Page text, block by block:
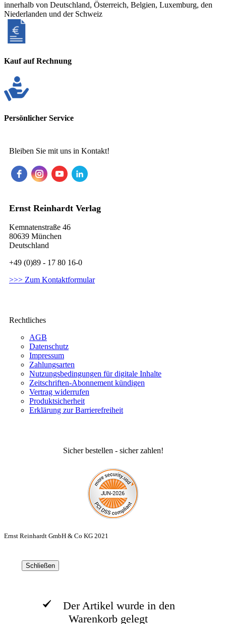
innerhalb von Deutschland, Österreich, Belgien, Luxemburg, den
Niederlanden und der Schweiz
Kauf auf Rechnung
Persönlicher Service
Bleiben Sie mit uns in Kontakt!
Ernst Reinhardt Verlag
Kemnatenstraße 46
80639 München
Deutschland
+49 (0)89 - 17 80 16-0
>>> Zum Kontaktformular
Rechtliches
AGB
Datenschutz
Impressum
Zahlungsarten
Nutzungsbedingungen für digitale Inhalte
Zeitschriften-Abonnement kündigen
Vertrag widerrufen
Produktsicherheit
Erklärung zur Barrierefreiheit
Sicher bestellen - sicher zahlen!
Ernst Reinhardt GmbH & Co KG 2021
Schließen
Der Artikel wurde in den
Warenkorb gelegt